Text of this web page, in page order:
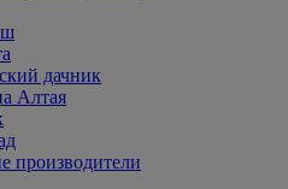
дачник
Алтая
производители